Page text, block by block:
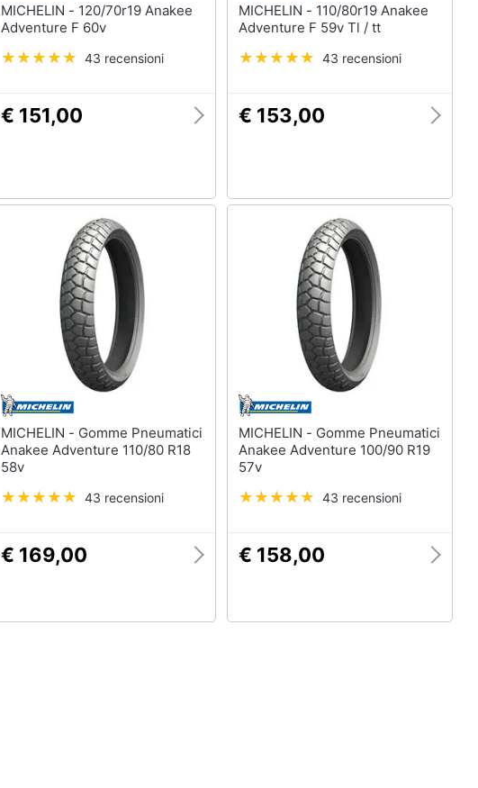
MICHELIN - 120/70r19 Anakee
Adventure F 60v
43 recensioni
€ 151,00
MICHELIN - 110/80r19 Anakee
Adventure F 59v Tl / tt
43 recensioni
€ 153,00
MICHELIN - Gomme Pneumatici
Anakee Adventure 110/80 R18
58v
43 recensioni
€ 169,00
MICHELIN - Gomme Pneumatici
Anakee Adventure 100/90 R19
57v
43 recensioni
€ 158,00